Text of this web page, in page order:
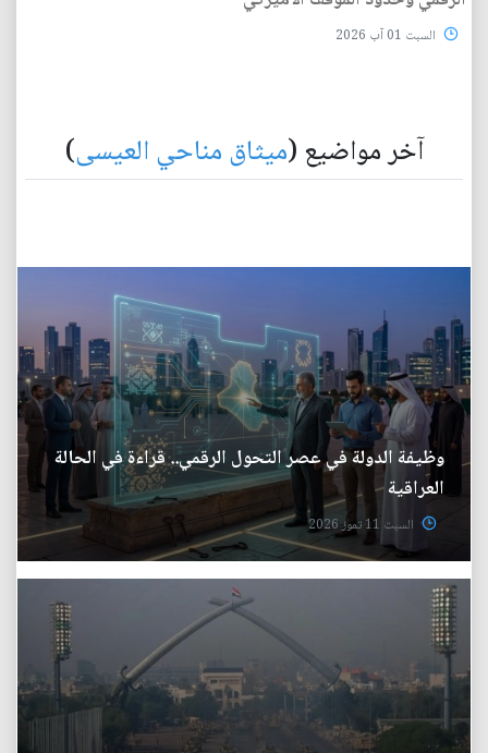
السبت 01 آب 2026
آخر مواضيع (ميثاق مناحي العيسى)
وظيفة الدولة في عصر التحول الرقمي.. قراءة في الحالة
العراقية
السبت 11 تموز 2026